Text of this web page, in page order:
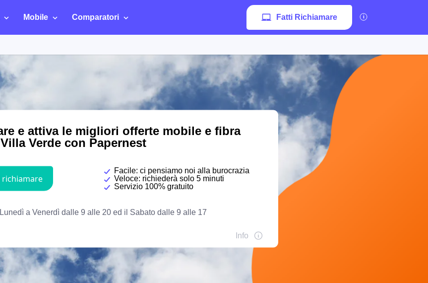
Mobile Comparatori Fatti Richiamare